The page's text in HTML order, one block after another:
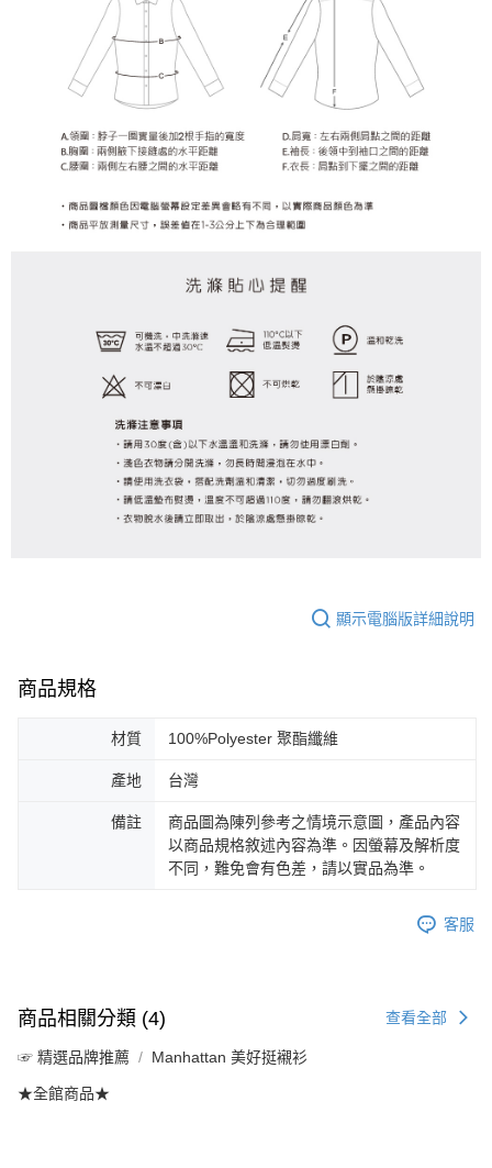
顯示電腦版詳細說明
商品規格
材質 100%Polyester 聚酯纖維
產地 台灣
備註
商品圖為陳列參考之情境示意圖，產品內容
以商品規格敘述內容為準。因螢幕及解析度
不同，難免會有色差，請以實品為準。
客服
商品相關分類 (4) 查看全部
☞ 精選品牌推薦 Manhattan 美好挺襯衫
★全館商品★